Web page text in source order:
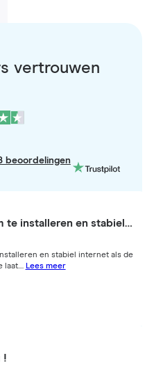
vertrouwen
beoordelingen
te installeren en stabiel…
en stabiel internet als de
Lees meer
!